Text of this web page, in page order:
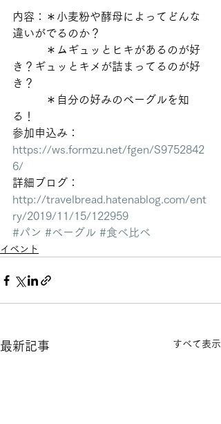
内容：＊小麦粉や酵母によってどんな
違いがでるのか？
＊ムギュッとヒキがあるのが好
き？ギュッとキメが詰まってるのが好
き？
＊自分の好みのベーグルを知
る！
参加申込み：
https://ws.formzu.net/fgen/S9752842
6/
詳細ブログ：
http://travelbread.hatenablog.com/ent
ry/2019/11/15/122959
#パン #ベーグル #食べ比べ
イベント
最新記事 すべて表示